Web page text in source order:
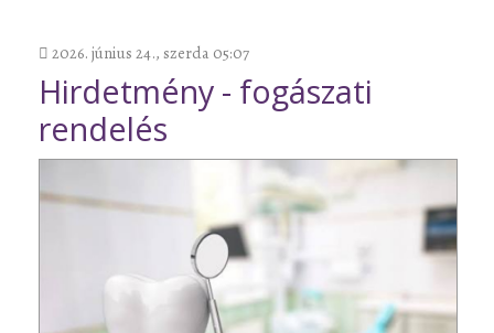
2026. június 24., szerda 05:07
Hirdetmény - fogászati
rendelés